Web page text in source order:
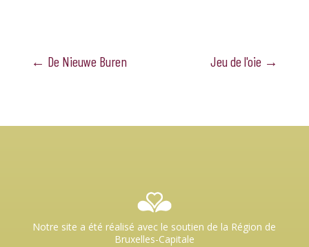
← De Nieuwe Buren Jeu de l'oie →
Notre site a été réalisé avec le soutien de la Région de
Bruxelles-Capitale